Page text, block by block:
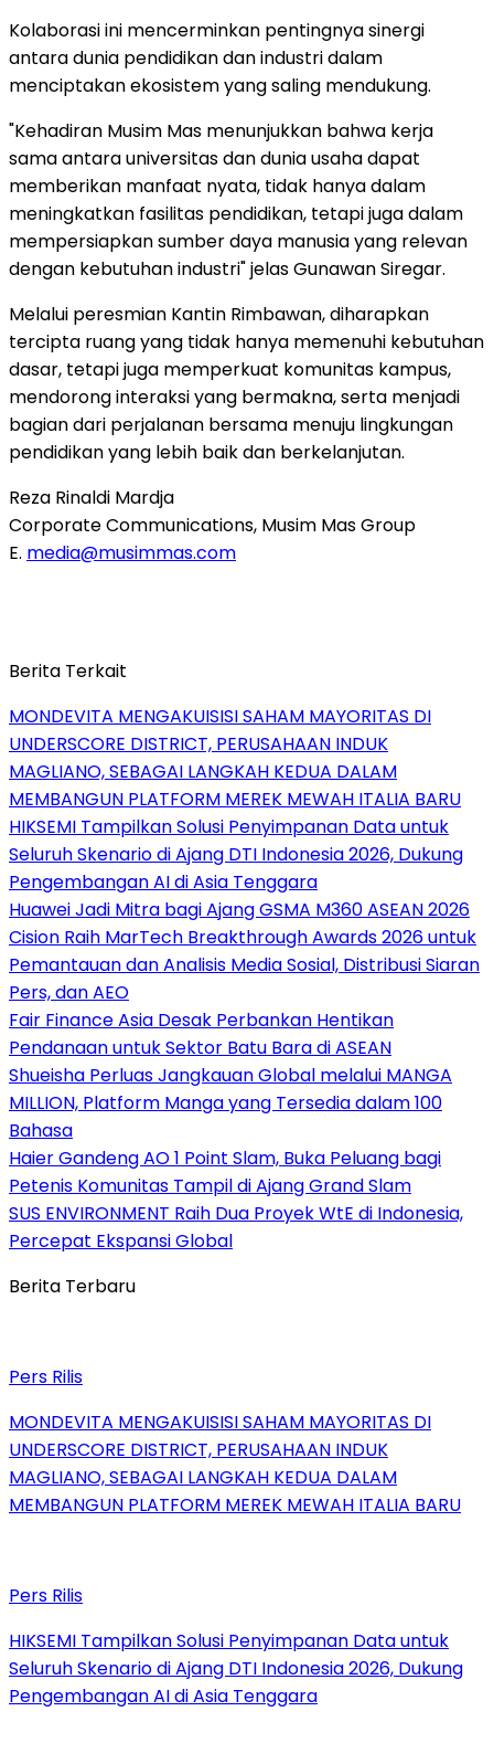
Kolaborasi ini mencerminkan pentingnya sinergi
antara dunia pendidikan dan industri dalam
menciptakan ekosistem yang saling mendukung.
"Kehadiran Musim Mas menunjukkan bahwa kerja
sama antara universitas dan dunia usaha dapat
memberikan manfaat nyata, tidak hanya dalam
meningkatkan fasilitas pendidikan, tetapi juga dalam
mempersiapkan sumber daya manusia yang relevan
dengan kebutuhan industri" jelas Gunawan Siregar.
Melalui peresmian Kantin Rimbawan, diharapkan
tercipta ruang yang tidak hanya memenuhi kebutuhan
dasar, tetapi juga memperkuat komunitas kampus,
mendorong interaksi yang bermakna, serta menjadi
bagian dari perjalanan bersama menuju lingkungan
pendidikan yang lebih baik dan berkelanjutan.
Reza Rinaldi Mardja
Corporate Communications, Musim Mas Group
E. media@musimmas.com
Berita Terkait
MONDEVITA MENGAKUISISI SAHAM MAYORITAS DI
UNDERSCORE DISTRICT, PERUSAHAAN INDUK
MAGLIANO, SEBAGAI LANGKAH KEDUA DALAM
MEMBANGUN PLATFORM MEREK MEWAH ITALIA BARU
HIKSEMI Tampilkan Solusi Penyimpanan Data untuk
Seluruh Skenario di Ajang DTI Indonesia 2026, Dukung
Pengembangan AI di Asia Tenggara
Huawei Jadi Mitra bagi Ajang GSMA M360 ASEAN 2026
Cision Raih MarTech Breakthrough Awards 2026 untuk
Pemantauan dan Analisis Media Sosial, Distribusi Siaran
Pers, dan AEO
Fair Finance Asia Desak Perbankan Hentikan
Pendanaan untuk Sektor Batu Bara di ASEAN
Shueisha Perluas Jangkauan Global melalui MANGA
MILLION, Platform Manga yang Tersedia dalam 100
Bahasa
Haier Gandeng AO 1 Point Slam, Buka Peluang bagi
Petenis Komunitas Tampil di Ajang Grand Slam
SUS ENVIRONMENT Raih Dua Proyek WtE di Indonesia,
Percepat Ekspansi Global
Berita Terbaru
Pers Rilis
MONDEVITA MENGAKUISISI SAHAM MAYORITAS DI
UNDERSCORE DISTRICT, PERUSAHAAN INDUK
MAGLIANO, SEBAGAI LANGKAH KEDUA DALAM
MEMBANGUN PLATFORM MEREK MEWAH ITALIA BARU
Pers Rilis
HIKSEMI Tampilkan Solusi Penyimpanan Data untuk
Seluruh Skenario di Ajang DTI Indonesia 2026, Dukung
Pengembangan AI di Asia Tenggara